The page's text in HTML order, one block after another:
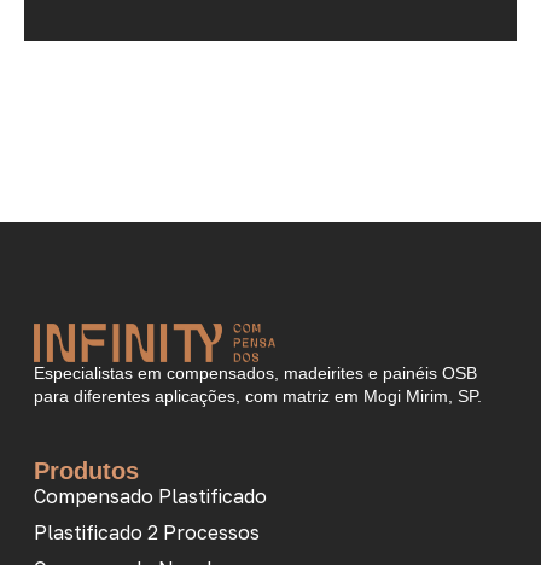
Especialistas em compensados, madeirites e painéis OSB
para diferentes aplicações, com matriz em Mogi Mirim, SP.
Produtos
Compensado Plastificado
Plastificado 2 Processos